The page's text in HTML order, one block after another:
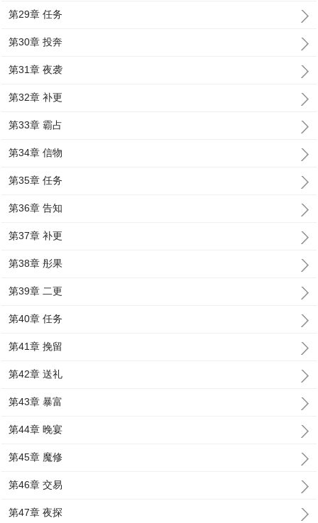
第29章 任务
第30章 投奔
第31章 夜袭
第32章 补更
第33章 霸占
第34章 信物
第35章 任务
第36章 告知
第37章 补更
第38章 彤果
第39章 二更
第40章 任务
第41章 挽留
第42章 送礼
第43章 暴富
第44章 晚宴
第45章 魔修
第46章 交易
第47章 夜探